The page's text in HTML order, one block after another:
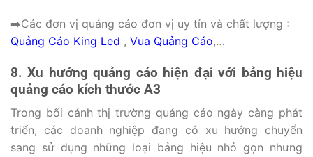
➡️Các đơn vị quảng cáo đơn vị uy tín và chất lượng :
Quảng Cáo King Led , Vua Quảng Cáo,…
8. Xu hướng quảng cáo hiện đại với bảng hiệu
quảng cáo kích thước A3
Trong bối cảnh thị trường quảng cáo ngày càng phát
triển, các doanh nghiệp đang có xu hướng chuyển
sang sử dụng những loại bảng hiệu nhỏ gọn nhưng